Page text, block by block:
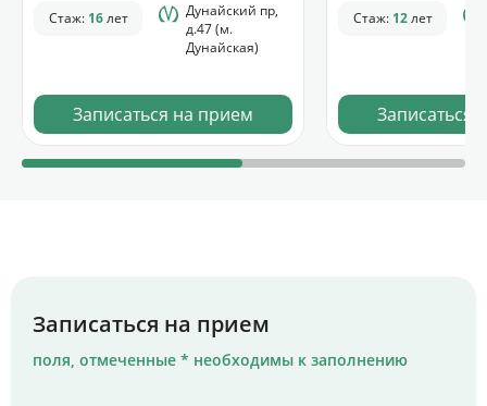
Стаж: 16лет
Дунайский пр,
д.47 (м.
Дунайская)
Записаться на прием
Стаж: 12лет
Записаться
Записаться на прием
поля, отмеченные * необходимы к заполнению